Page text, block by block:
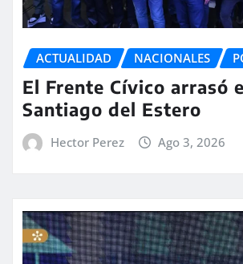
ACTUALIDAD NACIONALES
El Frente Cívico arrasó
Santiago del Estero
Hector Perez Ago 3, 2026